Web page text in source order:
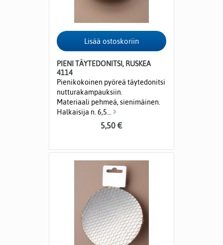
PIENI TÄYTEDONITSI, RUSKEA
4114
Pienikokoinen pyöreä täytedonitsi
nutturakampauksiin.
Materiaali pehmeä, sienimäinen.
Halkaisija n. 6,5...
5,50 €